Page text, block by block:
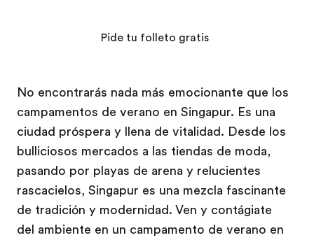
No encontrarás nada más emocionante que los
campamentos de verano en Singapur. Es una
ciudad próspera y llena de vitalidad. Desde los
bulliciosos mercados a las tiendas de moda,
pasando por playas de arena y relucientes
rascacielos, Singapur es una mezcla fascinante
de tradición y modernidad. Ven y contágiate
del ambiente en un campamento de verano en
Pide tu folleto gratis